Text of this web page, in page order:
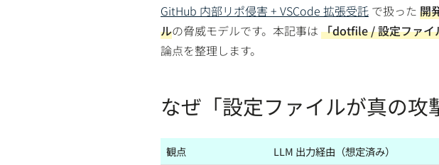
GitHub 内部リポ侵害 + VSCode 拡張受託 で扱った 開
ルの脅威モデルです。本記事は 「dotfile / 設定ファイ
論点を整理します。
なぜ「設定ファイルが真の攻
観点 LLM 出力経由（想定済み）